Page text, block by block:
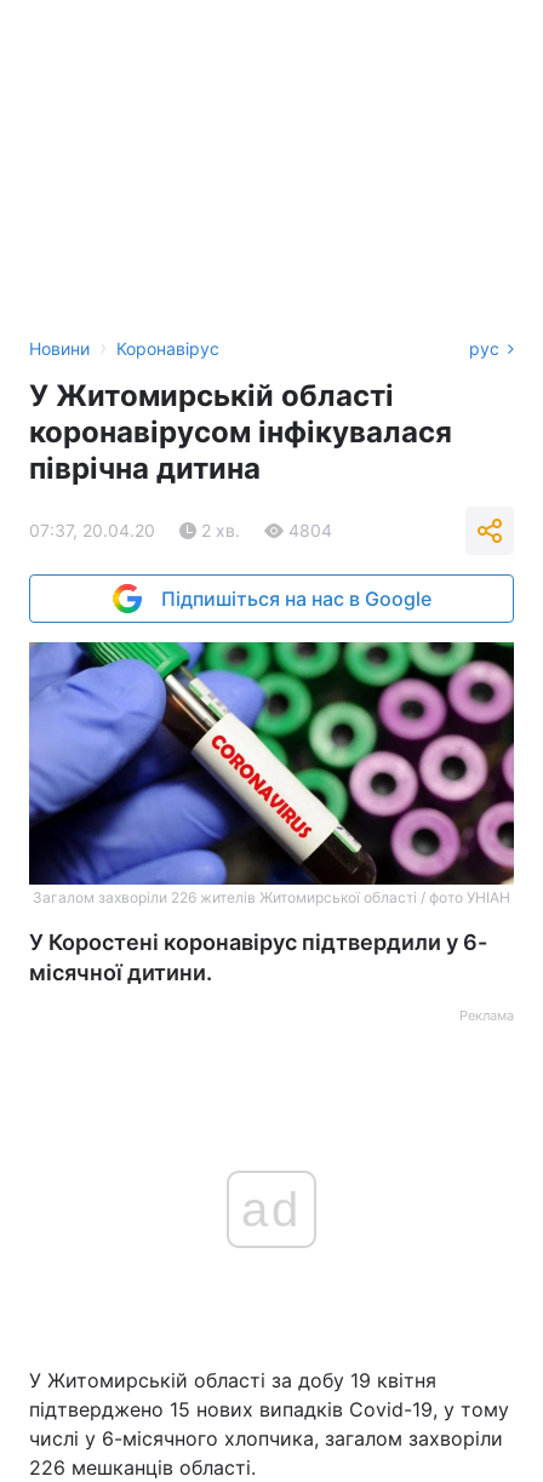
Новини › Коронавірус рус
У Житомирській області
коронавірусом інфікувалася
піврічна дитина
07:37, 20.04.20 2 хв. 4804
Підпишіться на нас в Google
Загалом захворіли 226 жителів Житомирської області / фото УНІАН
У Коростені коронавірус підтвердили у 6-
місячної дитини.
Реклама
ad
У Житомирській області за добу 19 квітня
підтверджено 15 нових випадків Covid-19, у тому
числі у 6-місячного хлопчика, загалом захворіли
226 мешканців області.